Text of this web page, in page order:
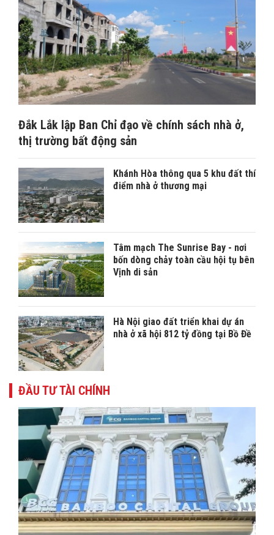
Đắk Lắk lập Ban Chỉ đạo về chính sách nhà ở,
thị trường bất động sản
Khánh Hòa thông qua 5 khu đất thí
điểm nhà ở thương mại
Tâm mạch The Sunrise Bay - nơi
bốn dòng chảy toàn cầu hội tụ bên
Vịnh di sản
Hà Nội giao đất triển khai dự án
nhà ở xã hội 812 tỷ đồng tại Bồ Đề
ĐẦU TƯ TÀI CHÍNH